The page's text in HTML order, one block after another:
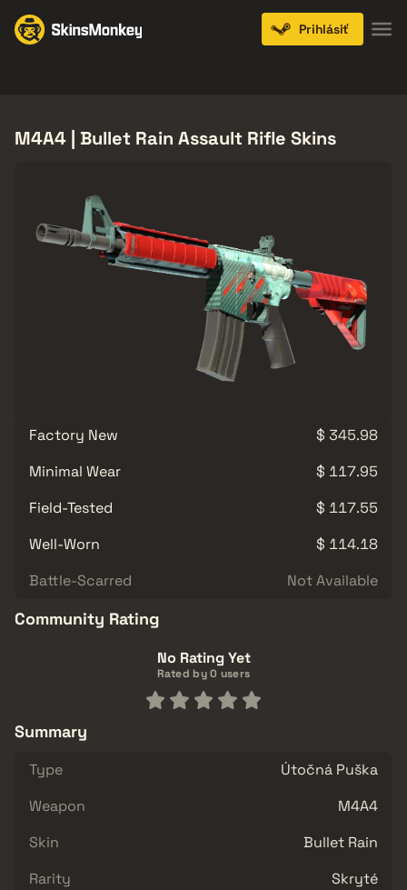
Prihlásiť
M4A4 | Bullet Rain Assault Rifle Skins
Factory New
$ 345.98
Minimal Wear
$ 117.95
Field-Tested
$ 117.55
Well-Worn
$ 114.18
Battle-Scarred
Not Available
Community Rating
No Rating Yet
Rated by 0 users
Summary
Type
Útočná Puška
Weapon
M4A4
Skin
Bullet Rain
Rarity
Skryté